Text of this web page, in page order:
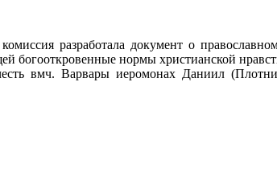
комиссия разработала документ о
богооткровенные нормы христианской
вмч. Варвары иеромонах Даниил